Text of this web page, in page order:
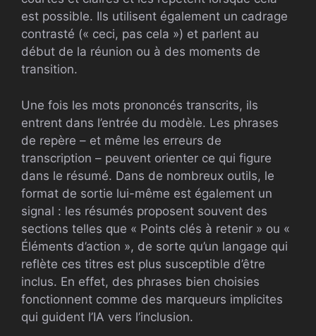
est possible. Ils utilisent également un cadrage
contrasté (« ceci, pas cela ») et parlent au
début de la réunion ou à des moments de
transition.
Une fois les mots prononcés transcrits, ils
entrent dans l’entrée du modèle. Les phrases
de repère – et même les erreurs de
transcription – peuvent orienter ce qui figure
dans le résumé. Dans de nombreux outils, le
format de sortie lui-même est également un
signal : les résumés proposent souvent des
sections telles que « Points clés à retenir » ou «
Éléments d’action », de sorte qu’un langage qui
reflète ces titres est plus susceptible d’être
inclus. En effet, des phrases bien choisies
fonctionnent comme des marqueurs implicites
qui guident l’IA vers l’inclusion.